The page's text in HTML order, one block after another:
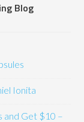
Blog
Ionita
and Get $10 –